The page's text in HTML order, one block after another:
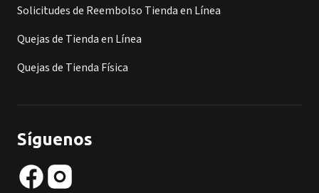
Solicitudes de Reembolso Tienda en Línea
Quejas de Tienda en Línea
Quejas de Tienda Física
Síguenos